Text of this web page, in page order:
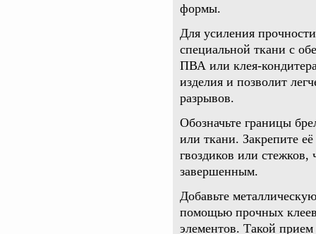
формы.
Для усиления
специальной ткани с
ПВА или клея-
изделия и позволит
разрывов.
Обозначьте границы
или ткани. Закрепите
гвоздиков или стежков,
завершенным.
Добавьте
помощью прочных
элементов. Такой